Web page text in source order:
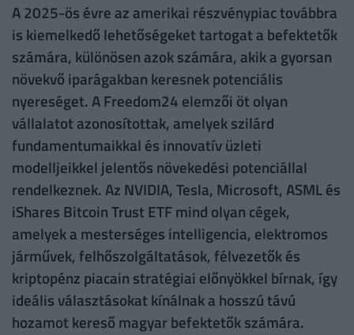
A 2025-ös évre az amerikai részvénypiac továbbra
is kiemelkedő lehetőségeket tartogat a befektetők
számára, különösen azok számára, akik a gyorsan
növekvő iparágakban keresnek potenciális
nyereséget. A Freedom24 elemzői öt olyan
vállalatot azonosítottak, amelyek szilárd
fundamentumaikkal és innovatív üzleti
modelljeikkel jelentős növekedési potenciállal
rendelkeznek. Az NVIDIA, Tesla, Microsoft, ASML és
iShares Bitcoin Trust ETF mind olyan cégek,
amelyek a mesterséges intelligencia, elektromos
járművek, felhőszolgáltatások, félvezetők és
kriptopénz piacain stratégiai előnyökkel bírnak, így
ideális választásokat kínálnak a hosszú távú
hozamot kereső magyar befektetők számára.